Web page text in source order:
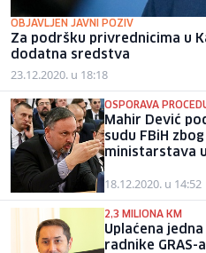
OBJAVLJEN JAVNI POZIV
Za podršku privrednicima u
dodatna sredstva
23.12.2020. u 18:18
OSPORAVA
Mahir Dević
sudu FBiH
ministarstava u
18.12.2020. u 14:52
2,3 MILIONA KM
Uplaćena
radnike GRAS-a